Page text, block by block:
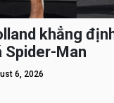
khẳng
Spider-Man
6, 2026